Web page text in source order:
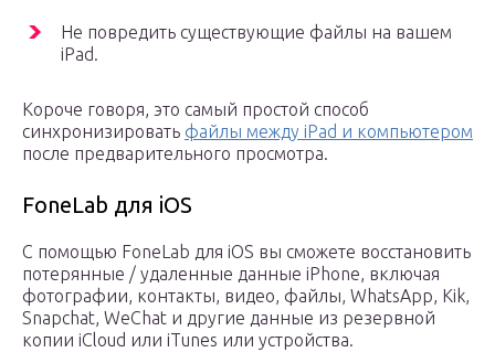
Не повредить существующие файлы на вашем
iPad.
Короче говоря, это самый простой способ
синхронизировать файлы между iPad и компьютером
после предварительного просмотра.
FoneLab для iOS
С помощью FoneLab для iOS вы сможете восстановить
потерянные / удаленные данные iPhone, включая
фотографии, контакты, видео, файлы, WhatsApp, Kik,
Snapchat, WeChat и другие данные из резервной
копии iCloud или iTunes или устройства.